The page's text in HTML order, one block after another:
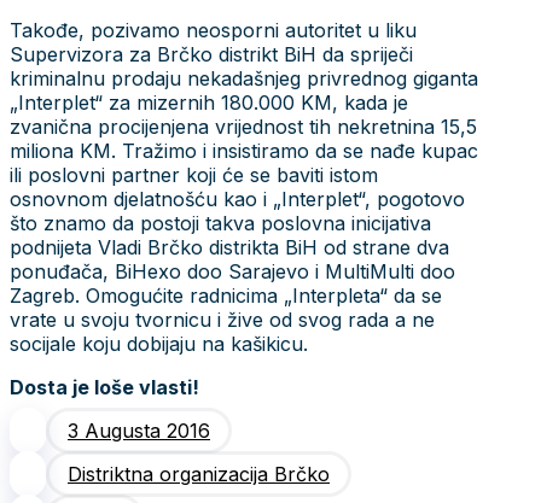
Takođe, pozivamo neosporni autoritet u liku
Supervizora za Brčko distrikt BiH da spriječi
kriminalnu prodaju nekadašnjeg privrednog giganta
„Interplet“ za mizernih 180.000 KM, kada je
zvanična procijenjena vrijednost tih nekretnina 15,5
miliona KM. Tražimo i insistiramo da se nađe kupac
ili poslovni partner koji će se baviti istom
osnovnom djelatnošću kao i „Interplet“, pogotovo
što znamo da postoji takva poslovna inicijativa
podnijeta Vladi Brčko distrikta BiH od strane dva
ponuđača, BiHexo doo Sarajevo i MultiMulti doo
Zagreb. Omogućite radnicima „Interpleta“ da se
vrate u svoju tvornicu i žive od svog rada a ne
socijale koju dobijaju na kašikicu.
Dosta je loše vlasti!
3 Augusta 2016
Distriktna organizacija Brčko